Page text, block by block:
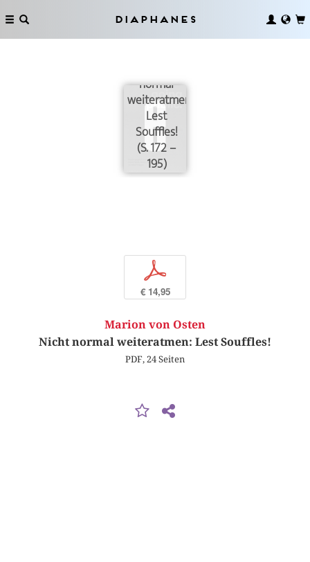
Diaphanes
normal
weiteratmen:
Lest
Souffles!
(S. 172 –
195)
p
€ 14,95
Marion von Osten
Nicht normal weiteratmen: Lest Souffles!
PDF, 24 Seiten